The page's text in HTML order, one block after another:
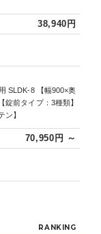
38,940円
SLDK-8 【幅900×奥
錠前タイプ：3種類】
ン】
70,950円 ～
RANKING